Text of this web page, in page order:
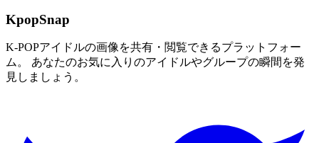
KpopSnap
K-POPアイドルの画像を共有・閲覧できるプラットフォー
ム。 あなたのお気に入りのアイドルやグループの瞬間を発
見しましょう。